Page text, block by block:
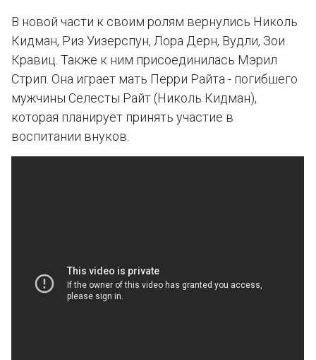
В новой части к своим ролям вернулись Николь
Кидман, Риз Уизерспун, Лора Дерн, Вудли, Зои
Кравиц. Также к ним присоединилась Мэрил
Стрип. Она играет мать Перри Райта - погибшего
мужчины Селесты Райт (Николь Кидман),
которая планирует принять участие в
воспитании внуков.